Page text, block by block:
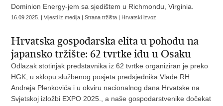
Dominion Energy-jem sa sjedištem u Richmondu, Virginia.
16.09.2025. | Vijesti iz medija | Strana tržišta | Hrvatski izvoz
Hrvatska gospodarska elita u pohodu na
japansko tržište: 62 tvrtke idu u Osaku
Odlazak stotinjak predstavnika iz 62 tvrtke organiziran je preko
HGK, u sklopu službenog posjeta predsjednika Vlade RH
Andreja Plenkovića i u okviru nacionalnog dana Hrvatske na
Svjetskoj izložbi EXPO 2025., a naše gospodarstvenike dočekat